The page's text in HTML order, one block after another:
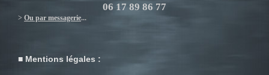
06 17 89 86 77
> Ou par messagerie...
Mentions légales :